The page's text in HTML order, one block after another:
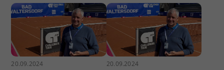
20.09.2024 20.09.2024